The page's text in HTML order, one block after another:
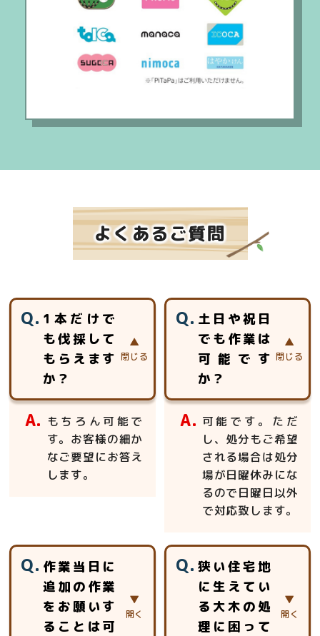
よくあるご質問
1本だけで
も伐採して
もらえます
か？
もちろん可能で
す。お客様の細か
なご要望にお答え
します。
土日や祝日
でも作業は
可能です
か？
可能です。ただ
し、処分もご希望
される場合は処分
場が日曜休みにな
るので日曜日以外
で対応致します。
作業当日に
追加の作業
をお願いす
ることは可
狭い住宅地
に生えてい
る大木の処
理に困って